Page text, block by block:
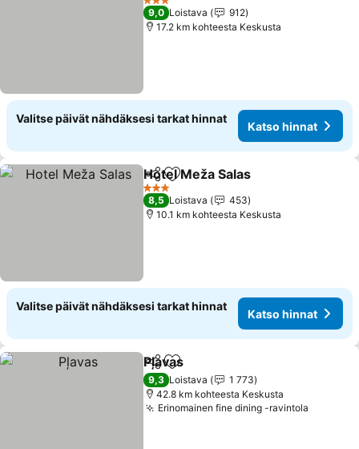
3 Tähtiluokitus
9,0 Loistava
912
17.2 km kohteesta Keskusta
Valitse päivät nähdäksesi tarkat hinnat
Katso hinnat
Jaa Lisää suosikkeihin
Hotel Meža Salas
3 Tähtiluokitus
8,5 Loistava
453
10.1 km kohteesta Keskusta
Valitse päivät nähdäksesi tarkat hinnat
Katso hinnat
Jaa Lisää suosikkeihin
Pļavas
9,3 Loistava
1 773
42.8 km kohteesta Keskusta
Erinomainen fine dining -ravintola